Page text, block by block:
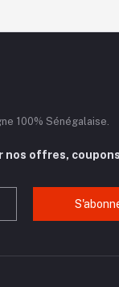
100% Sénégalaise.
nos offres,